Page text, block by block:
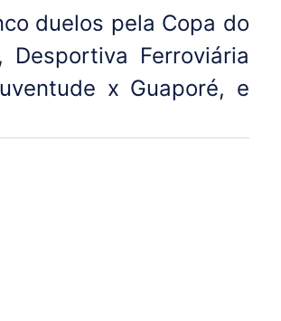
duelos pela Copa do
Ferroviária
x Guaporé, e